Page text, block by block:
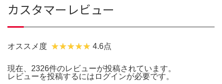
カスタマーレビュー
オススメ度 4.6点
現在、2326件のレビューが投稿されています。
レビューを投稿するには ログインが必要です。